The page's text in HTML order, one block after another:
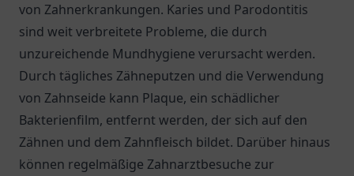
von Zahnerkrankungen. Karies und Parodontitis
sind weit verbreitete Probleme, die durch
unzureichende Mundhygiene verursacht werden.
Durch tägliches Zähneputzen und die Verwendung
von Zahnseide kann Plaque, ein schädlicher
Bakterienfilm, entfernt werden, der sich auf den
Zähnen und dem Zahnfleisch bildet. Darüber hinaus
können regelmäßige Zahnarztbesuche zur